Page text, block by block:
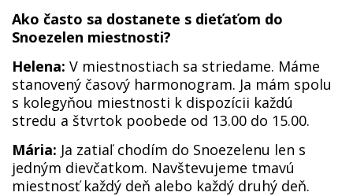
Ako často sa dostanete s dieťaťom do
Snoezelen miestnosti?
Helena: V miestnostiach sa striedame. Máme
stanovený časový harmonogram. Ja mám spolu
s kolegyňou miestnosti k dispozícii každú
stredu a štvrtok poobede od 13.00 do 15.00.
Mária: Ja zatiaľ chodím do Snoezelenu len s
jedným dievčatkom. Navštevujeme tmavú
miestnosť každý deň alebo každý druhý deň.